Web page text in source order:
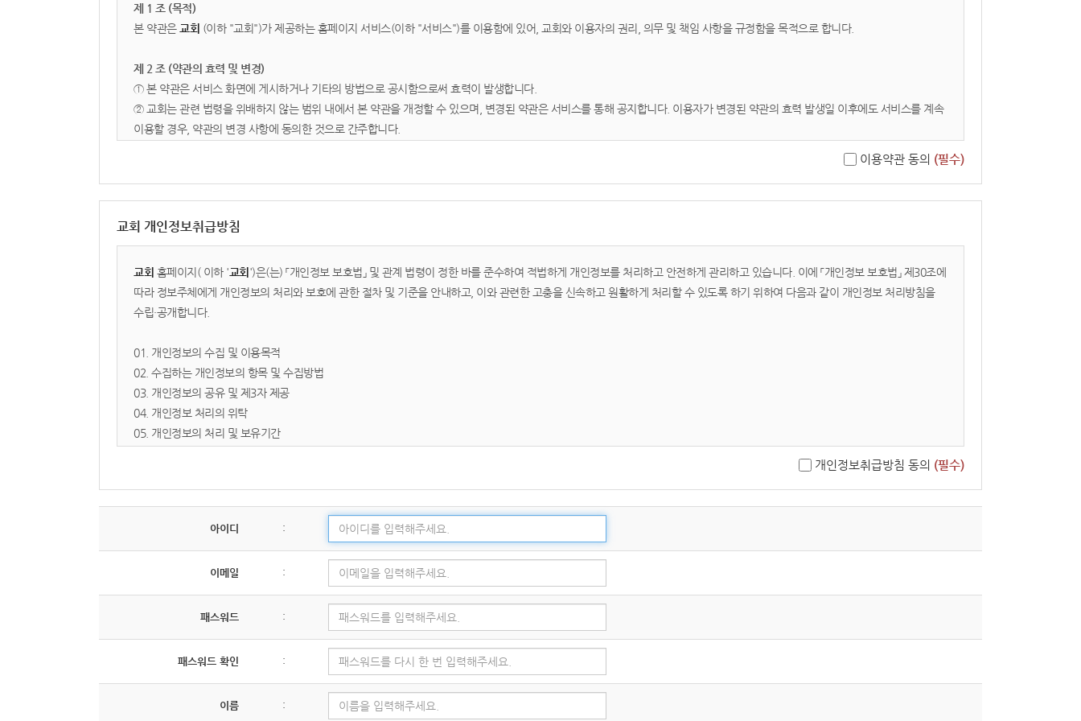
제 1 조 (목적)
본 약관은 교회 (이하 "교회")가 제공하는 홈페이지 서비스(이하 "서비스")를 이용함에 있어, 교회와 이용자의 권리, 의무 및 책임 사항을 규정함을 목적으로 합니다.
제 2 조 (약관의 효력 및 변경)
① 본 약관은 서비스 화면에 게시하거나 기타의 방법으로 공시함으로써 효력이 발생합니다.
② 교회는 관련 법령을 위배하지 않는 범위 내에서 본 약관을 개정할 수 있으며, 변경된 약관은 서비스를 통해 공지합니다. 이용자가 변경된 약관의 효력 발생일 이후에도 서비스를 계속
이용할 경우, 약관의 변경 사항에 동의한 것으로 간주합니다.
3. 콘텐츠: 교회가 서비스 상에서 제공하는 설교 영상, 텍스트, 이미지 등 모든 자료를 의미합니다.
제 2 장 서비스 이용 및 관리
제 4 조 (이용 신청 및 승낙)
② 교회는 다음 각 호에 해당하는 신청에 대하여는 승낙을 거절하거나 사후에 취소할 수 있습니다.
- 타인의 명의를 도용하여 신청한 경우
- 등록 내용에 허위, 기재 누락, 오기가 있는 경우
- 교회의 신앙적 목적이나 정체성에 반하는 의도를 가진 경우
② 제1항에 의한 서비스 중단의 경우, 교회는 공지사항을 통해 이용자에게 통지합니다. 단, 천재지변 등 통제할 수 없는 사유로 인한 중단은 사후에 공지할 수 있습니다.
제 6 조 (회원 ID 및 비밀번호 관리)
① 회원의 ID와 비밀번호에 관한 관리 책임은 회원 본인에게 있으며, 이를 제3자에게 이용하게 해서는 안 됩니다.
② 자신의 ID가 부정하게 사용된 경우, 회원은 반드시 교회에 그 사실을 통보해야 합니다.
제 3 장 의무와 저작권
제 7 조 (이용자의 의무)
이용자는 다음 각 호의 행위를 하여서는 안 됩니다.
2. 교회의 사전 승낙 없는 서비스 자료의 복제, 유통 및 상업적 이용
이용약관 동의 (필수)
교회 개인정보취급방침
교회 홈페이지(이하 '교회 ')은(는) 「개인정보 보호법」 및 관계 법령이 정한 바를 준수하여 적법하게 개인정보를 처리하고 안전하게 관리하고 있습니다. 이에 「개인정보 보호법」 제30조에
따라 정보주체에게 개인정보의 처리와 보호에 관한 절차 및 기준을 안내하고, 이와 관련한 고충을 신속하고 원활하게 처리할 수 있도록 하기 위하여 다음과 같이 개인정보 처리방침을
수립·공개합니다.
01. 개인정보의 수집 및 이용목적
02. 수집하는 개인정보의 항목 및 수집방법
03. 개인정보의 공유 및 제3자 제공
04. 개인정보 처리의 위탁
05. 개인정보의 처리 및 보유기간
08. 개인정보 자동 수집 장치의 설치/ 운영 및 거부에 관한 사항
10. 개인정보관리책임자 및 담당자의 연락처
11. 개인정보 열람청구 처리 부서
12. 고정형 영상정보처리기기(CCTV) 운영·관리
13. 정보주체의 권익침해에 대한 구제방법
14. 개인정보 처리방침의 변경에 관한 사항
01. 개인정보의 수집 및 이용목적
는 다음의 목적을 위하여 개인정보를 처리합니다. 처리하고 있는 개인정보는 다음의 목적 외의 용도로는 이용되지 않으며, 이용 목적이 변경되는 경우에는 「개인정보 보호법」
제18조에 따라 별도의 동의를 받는 등 필요한 조치를 이행할 예정입니다.
개인정보취급방침 동의 (필수)
아이디 :
이메일 :
패스워드 :
패스워드 확인 :
이름 :